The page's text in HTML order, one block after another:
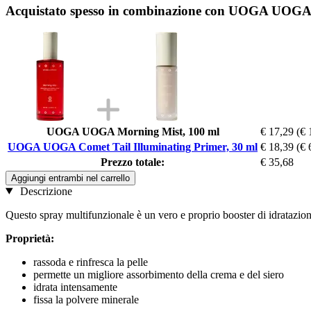
Acquistato spesso in combinazione con UOGA
UOGA UOGA Morning Mist, 100 ml € 17,29 (€
UOGA UOGA Comet Tail Illuminating Primer, 30 ml € 18,39 (€
Prezzo totale:
€ 35,68
Aggiungi entrambi nel carrello
Descrizione
Questo spray multifunzionale è un vero e proprio booster di
Proprietà:
rassoda e rinfresca la pelle
permette un migliore assorbimento della crema e del siero
idrata intensamente
fissa la polvere minerale